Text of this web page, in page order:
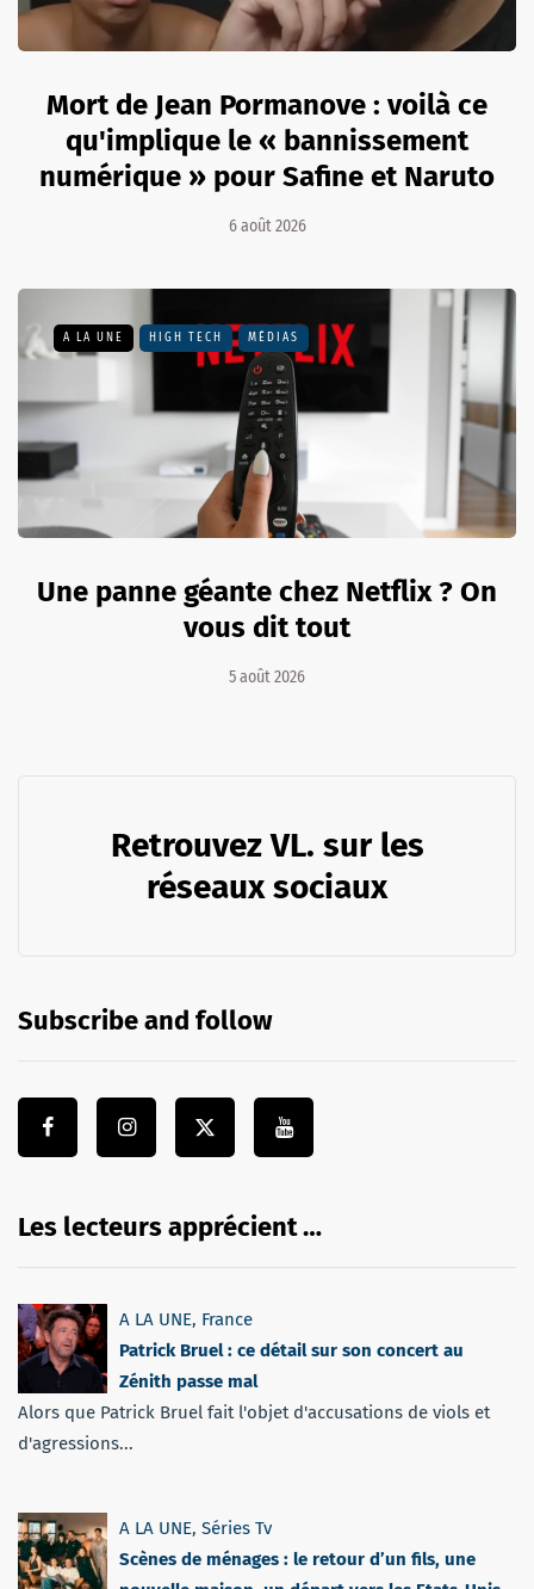
Mort de Jean Pormanove : voilà ce
qu'implique le « bannissement
numérique » pour Safine et Naruto
6 août 2026
A LA UNE HIGH TECH MÉDIAS
Une panne géante chez Netflix ? On
vous dit tout
5 août 2026
Retrouvez VL. sur les
réseaux sociaux
Subscribe and follow
Les lecteurs apprécient …
A LA UNE, France
Patrick Bruel : ce détail sur son concert au
Zénith passe mal
Alors que Patrick Bruel fait l'objet d'accusations de viols et
d'agressions...
A LA UNE, Séries Tv
Scènes de ménages : le retour d’un fils, une